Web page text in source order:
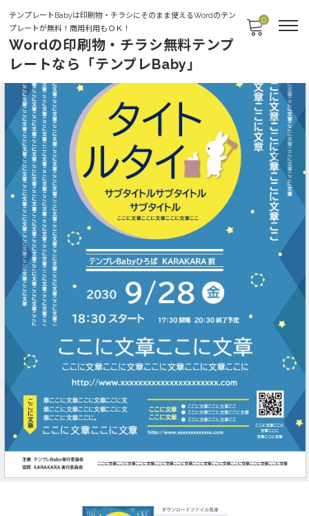
テンプレートBabyは印刷物・チラシにそのまま使えるWordのテン
プレートが無料！商用利用もＯＫ！
Wordの印刷物・チラシ無料テンプ
レートなら「テンプレBaby」
0